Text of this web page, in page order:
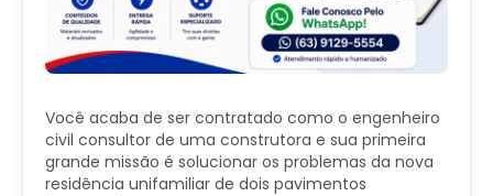
Você acaba de ser contratado como o engenheiro
civil consultor de uma construtora e sua primeira
grande missão é solucionar os problemas da nova
residência unifamiliar de dois pavimentos